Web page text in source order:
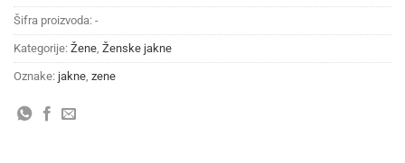
Šifra proizvoda: -
Kategorije: Žene, Ženske jakne
Oznake: jakne, zene